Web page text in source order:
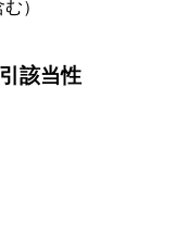
）
該当性